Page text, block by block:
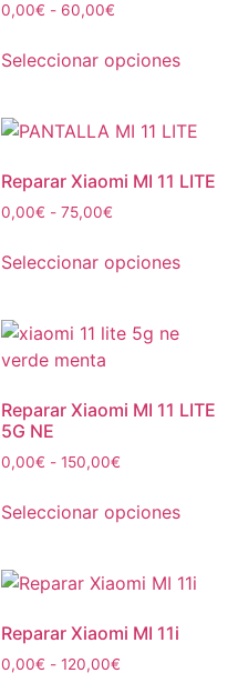
0,00€ - 60,00€
Seleccionar opciones
Reparar Xiaomi MI 11 LITE
0,00€ - 75,00€
Seleccionar opciones
Reparar Xiaomi MI 11 LITE
5G NE
0,00€ - 150,00€
Seleccionar opciones
Reparar Xiaomi MI 11i
0,00€ - 120,00€